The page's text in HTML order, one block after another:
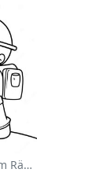
Modig Brandman Som Räddar En Katt Målarbild